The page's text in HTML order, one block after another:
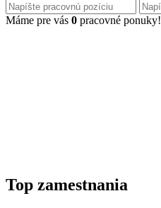
Máme pre vás 0 pracovné ponuky!
Top zamestnania